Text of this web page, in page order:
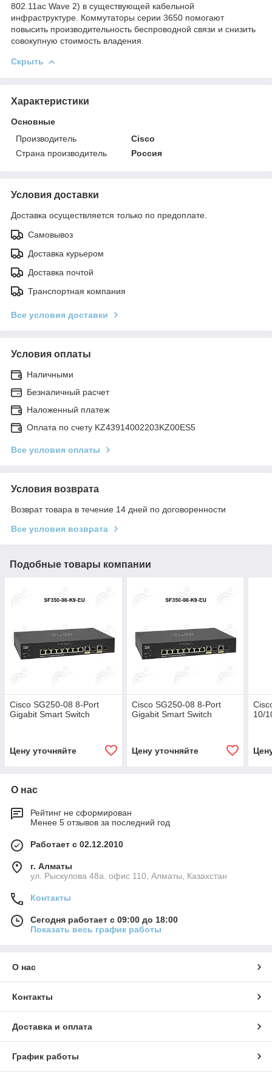
802.11ac Wave 2) в существующей кабельной
инфраструктуре. Коммутаторы серии 3650 помогают
повысить производительность беспроводной связи и снизить
совокупную стоимость владения.
Скрыть
Характеристики
Основные
Производитель
Cisco
Страна производитель
Россия
Условия доставки
Доставка осуществляется только по предоплате.
Самовывоз
Доставка курьером
Доставка почтой
Транспортная компания
Все условия доставки
Условия оплаты
Наличными
Безналичный расчет
Наложенный платеж
Оплата по счету KZ43914002203KZ00ES5
Все условия оплаты
Условия возврата
Возврат товара в течение 14 дней по договоренности
Все условия возврата
Подобные товары компании
Cisco SG250-08 8-Port
Gigabit Smart Switch
Цену уточняйте
Cisco SG250-08 8-Port
Gigabit Smart Switch
Цену уточняйте
10/
О нас
Рейтинг не сформирован
Менее 5 отзывов за последний год
Работает с 02.12.2010
г. Алматы
ул. Рыскулова 48а. офис 110, Алматы, Казахстан
Контакты
Сегодня работает с 09:00 до 18:00
Показать весь график работы
О нас
Контакты
Доставка и оплата
График работы